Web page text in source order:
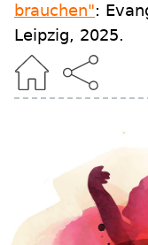
brauchen":
Leipzig, 2025.